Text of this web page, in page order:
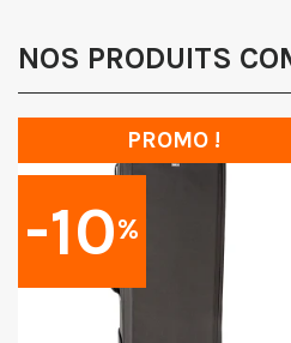
NOS PRODUITS
-10%
PROMO !